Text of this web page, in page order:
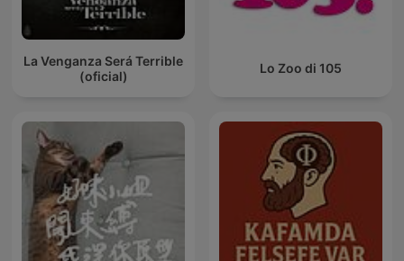
La Venganza Será Terrible
(oficial)
Lo Zoo di 105